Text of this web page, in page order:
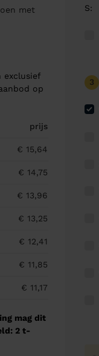
met
exclusief
op
prijs
€ 15,64
€ 14,75
€ 13,96
€ 13,25
€ 12,41
€ 11,85
€ 11,17
mag dit
2 t-
S:
3